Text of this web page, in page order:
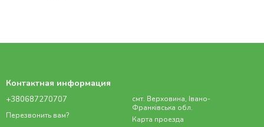
Контактная информация
+380687270707
Перезвонить вам?
смт. Верховина, Івано-
Франківська обл.
Карта проезда